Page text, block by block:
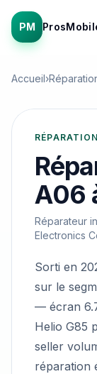
PM
Accueil›
A06
Réparateur
Electronics
Sorti en
sur le
— écran
Helio G85
seller
réparation